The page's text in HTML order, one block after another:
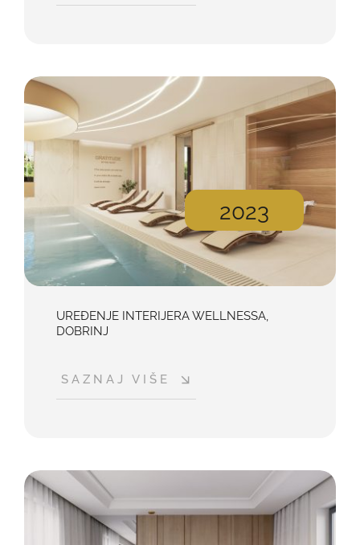
2023
UREĐENJE INTERIJERA WELLNESSA,
DOBRINJ
SAZNAJ VIŠE